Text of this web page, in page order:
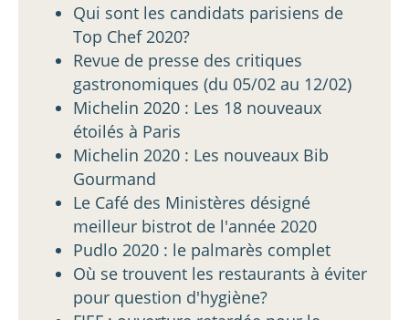
Qui sont les candidats parisiens de
Top Chef 2020?
Revue de presse des critiques
gastronomiques (du 05/02 au 12/02)
Michelin 2020 : Les 18 nouveaux
étoilés à Paris
Michelin 2020 : Les nouveaux Bib
Gourmand
Le Café des Ministères désigné
meilleur bistrot de l'année 2020
Pudlo 2020 : le palmarès complet
Où se trouvent les restaurants à éviter
pour question d'hygiène?